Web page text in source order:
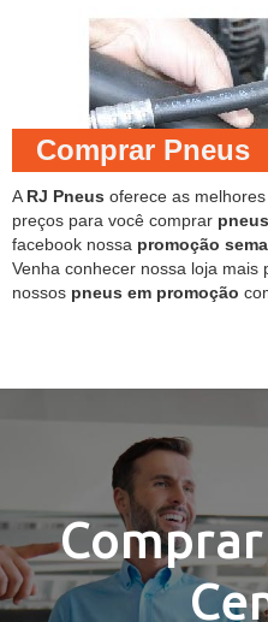
Comprar Pneus
A RJ Pneus oferece as
preços para você comprar
facebook nossa promoção
Venha conhecer nossa loja
nossos pneus em promoção